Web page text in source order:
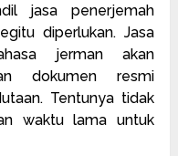
jasa penerjemah
diperlukan. Jasa
jerman akan
dokumen resmi
Tentunya tidak
waktu lama untuk